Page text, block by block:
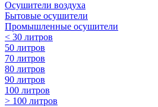
Осушители воздуха
Бытовые осушители
Промышленные осушители
< 30 литров
50 литров
70 литров
80 литров
90 литров
100 литров
> 100 литров